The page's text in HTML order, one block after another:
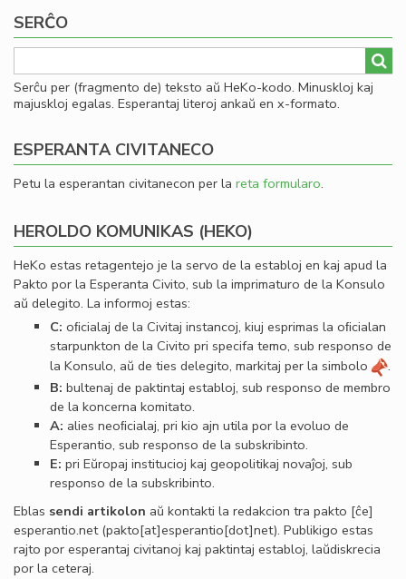
SERĈO
Serĉu per (fragmento de) teksto aŭ HeKo-kodo. Minuskloj kaj
majuskloj egalas. Esperantaj literoj ankaŭ en x-formato.
ESPERANTA CIVITANECO
Petu la esperantan civitanecon per la reta formularo.
HEROLDO KOMUNIKAS (HEKO)
HeKo estas retagentejo je la servo de la establoj en kaj apud la
Pakto por la Esperanta Civito, sub la imprimaturo de la Konsulo
aŭ delegito. La informoj estas:
C: oﬁcialaj de la Civitaj instancoj, kiuj esprimas la oﬁcialan
starpunkton de la Civito pri specifa temo, sub responso de
la Konsulo, aŭ de ties delegito, markitaj per la simbolo
.
B: bultenaj de paktintaj establoj, sub responso de membro
de la koncerna komitato.
A: alies neoﬁcialaj, pri kio ajn utila por la evoluo de
Esperantio, sub responso de la subskribinto.
E: pri Eŭropaj institucioj kaj geopolitikaj novaĵoj, sub
responso de la subskribinto.
Eblas sendi artikolon aŭ kontakti la redakcion tra pakto [ĉe]
esperantio.net(pakto[at]esperantio[dot]net). Publikigo estas
rajto por esperantaj civitanoj kaj paktintaj establoj, laŭdiskrecia
por la ceteraj.